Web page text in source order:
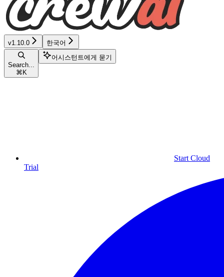
v1.10.0 한국어
Search...
⌘ K
어시스턴트에게 묻기
Start Cloud
Trial